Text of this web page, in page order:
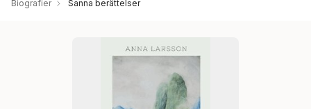
Biografier Sanna berättelser